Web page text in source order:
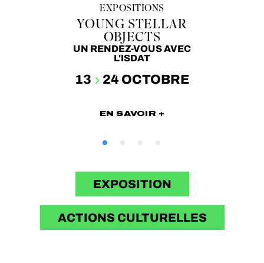
EXPOSITIONS
YOUNG STELLAR
OBJECTS
UN RENDEZ-VOUS AVEC
L'ISDAT
13 24 OCTOBRE
EN SAVOIR +
EXPOSITION
ACTIONS CULTURELLES